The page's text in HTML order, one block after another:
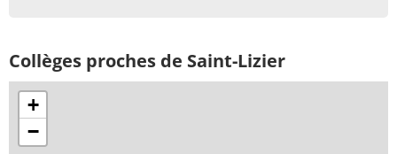
Collèges proches de Saint-Lizier
+
−